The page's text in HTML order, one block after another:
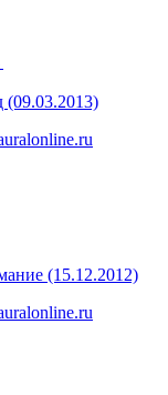
(09.03.2013)
(15.12.2012)